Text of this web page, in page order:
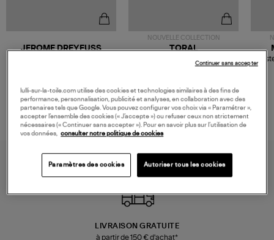
JEROME DREYFUSS
NOUVELLE COLLECTION
TORAL
Mousse
LIVRAISON GRATUITE
à partir de 150 € d'achat*
lulli-sur-la-toile.com utilise des cookies et technologies similaires à des fins de
performance, personnalisation, publicité et analyses, en collaboration avec des
partenaires tels que Google. Vous pouvez configurer vos choix via « Paramétrer »,
accepter l’ensemble des cookies (« J’accepte ») ou refuser ceux non strictement
nécessaires (« Continuer sans accepter »). Pour en savoir plus sur l’utilisation de
vos données, consulter notre politique de cookies
Paramètres des cookies Autoriser tous les cookies
Continuer sans accepter